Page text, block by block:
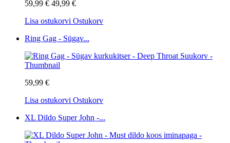
59,99 € 49,99 €
Lisa ostukorvi Ostukorv
Ring Gag - Sügav...
59,99 €
Lisa ostukorvi Ostukorv
XL Dildo Super John -...